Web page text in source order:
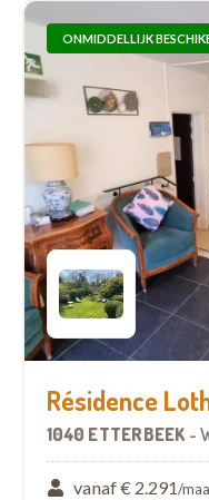
ONMIDDELLIJK
Résidence
1040 ETTERBEEK -
vanaf € 2.291/